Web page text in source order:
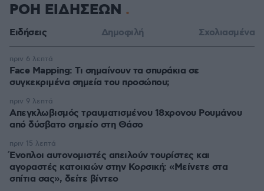
ΡΟΗ ΕΙΔΗΣΕΩΝ
Ειδήσεις Δημοφιλή Σχολιασμένα
Face Mapping: Τι σημαίνουν τα σπυράκια σε
συγκεκριμένα σημεία του προσώπου;
πριν 6 λεπτά
Απεγκλωβισμός τραυματισμένου 18χρονου Ρουμάνου
από δύσβατο σημείο στη Θάσο
πριν 9 λεπτά
Ένοπλοι αυτονομιστές απειλούν τουρίστες και
αγοραστές κατοικιών στην Κορσική: «Μείνετε στα
σπίτια σας», δείτε βίντεο
πριν 15 λεπτά